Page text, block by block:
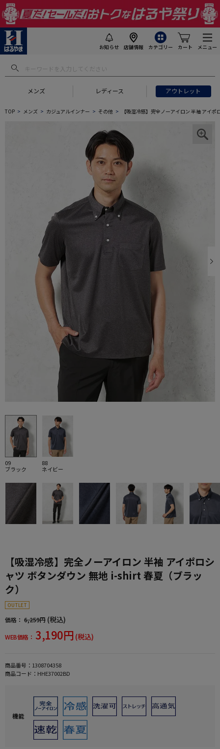
お知らせ 店舗情報 カテゴリー カート メニュー
メンズ レディース アウトレット
TOP メンズ カジュアルインナー その他 【吸湿冷感】完全ノーアイロン 半袖 アイ
09
ブラック
88
ネイビー
【吸湿冷感】完全ノーアイロン 半袖 アイポロシ
ャツ ボタンダウン 無地 i-shirt 春夏（ブラッ
ク）
OUTLET
価格： 6,259円 (税込)
WEB価格： 3,190円 (税込)
商品番号： 1308704358
商品コード： HHE37002BD
機能